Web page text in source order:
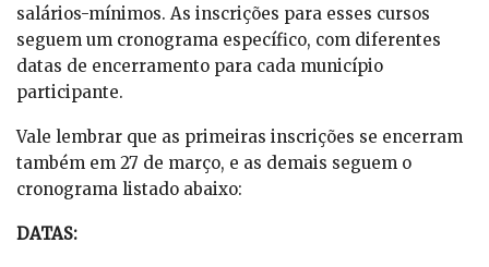
salários-mínimos. As inscrições para esses cursos
seguem um cronograma específico, com diferentes
datas de encerramento para cada município
participante.
Vale lembrar que as primeiras inscrições se encerram
também em 27 de março, e as demais seguem o
cronograma listado abaixo:
DATAS: